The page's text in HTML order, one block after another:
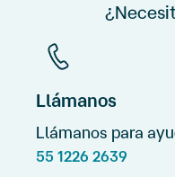
Llámanos
Llámanos para
55 1226 2639